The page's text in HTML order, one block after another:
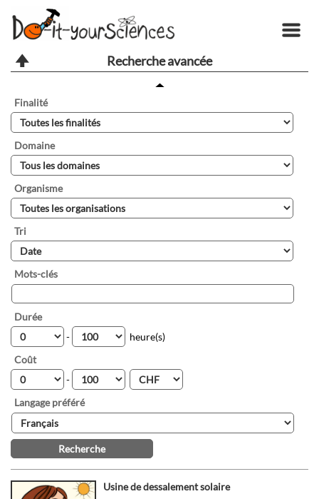
Recherche avancée
Finalité
Domaine
Organisme
Tri
Mots-clés
Durée
-
heure(s)
Coût
-
Langage préféré
Usine de dessalement solaire